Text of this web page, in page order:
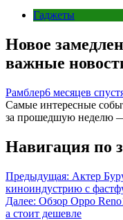
Гаджеты
Новое
важные
Рамблер6 месяцев
Самые интересные
за прошедшую неделю
Навигация по
Предыдущая: Актер
киноиндустрию с
Далее: Обзор Oppo
а стоит дешевле